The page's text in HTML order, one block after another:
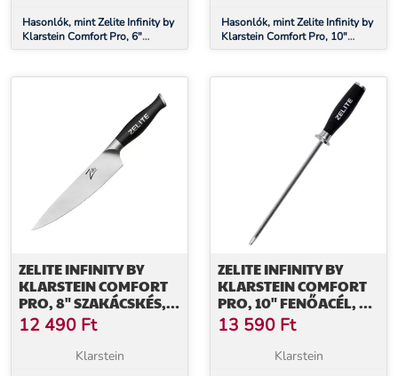
Hasonlók, mint Zelite Infinity by
Klarstein Comfort Pro, 6"
szakácskés, 56 HRC,
Hasonlók, mint Zelite Infinity by
Klarstein Comfort Pro, 10"
szakácskés, 56 HRC,
ZELITE INFINITY BY
KLARSTEIN COMFORT
PRO, 8" SZAKÁCSKÉS,
56 HRC,
ROZSDAMENTES ACÉL
12 490 Ft
Klarstein
ZELITE INFINITY BY
KLARSTEIN COMFORT
PRO, 10" FENŐACÉL, 59
HRC, ROZSDAMENTES
ACÉL, MÁGNESES
13 590 Ft
Klarstein